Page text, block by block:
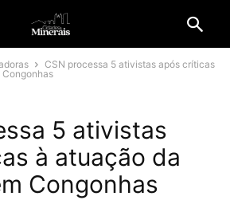
CSN processa 5 ativistas após críticas
5 ativistas
à atuação da
Congonhas